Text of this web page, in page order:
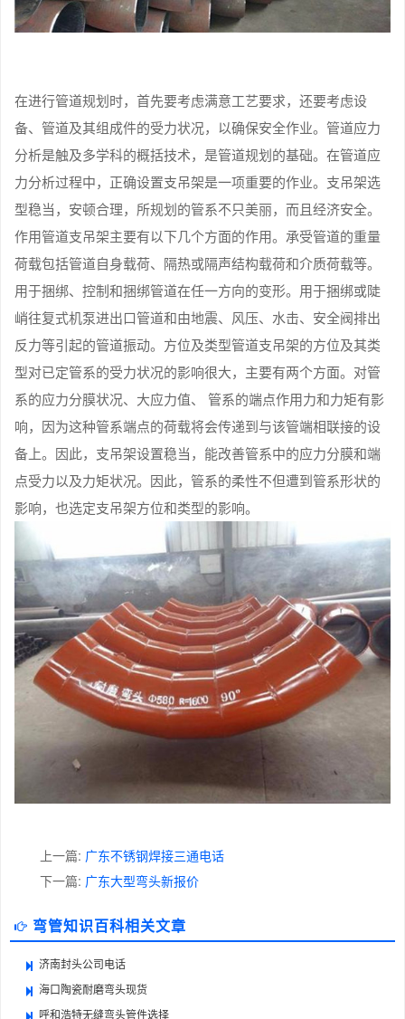
在进行管道规划时，首先要考虑满意工艺要求，还要考虑设
备、管道及其组成件的受力状况，以确保安全作业。管道应力
分析是触及多学科的概括技术，是管道规划的基础。在管道应
力分析过程中，正确设置支吊架是一项重要的作业。支吊架选
型稳当，安顿合理，所规划的管系不只美丽，而且经济安全。
作用管道支吊架主要有以下几个方面的作用。承受管道的重量
荷载包括管道自身载荷、隔热或隔声结构载荷和介质荷载等。
用于捆绑、控制和捆绑管道在任一方向的变形。用于捆绑或陡
峭往复式机泵进出口管道和由地震、风压、水击、安全阀排出
反力等引起的管道振动。方位及类型管道支吊架的方位及其类
型对已定管系的受力状况的影响很大，主要有两个方面。对管
系的应力分膜状况、大应力值、 管系的端点作用力和力矩有影
响，因为这种管系端点的荷载将会传递到与该管端相联接的设
备上。因此，支吊架设置稳当，能改善管系中的应力分膜和端
点受力以及力矩状况。因此，管系的柔性不但遭到管系形状的
影响，也选定支吊架方位和类型的影响。
上一篇: 广东不锈钢焊接三通电话
下一篇: 广东大型弯头新报价
弯管知识百科相关文章
济南封头公司电话
海口陶瓷耐磨弯头现货
呼和浩特无缝弯头管件选择